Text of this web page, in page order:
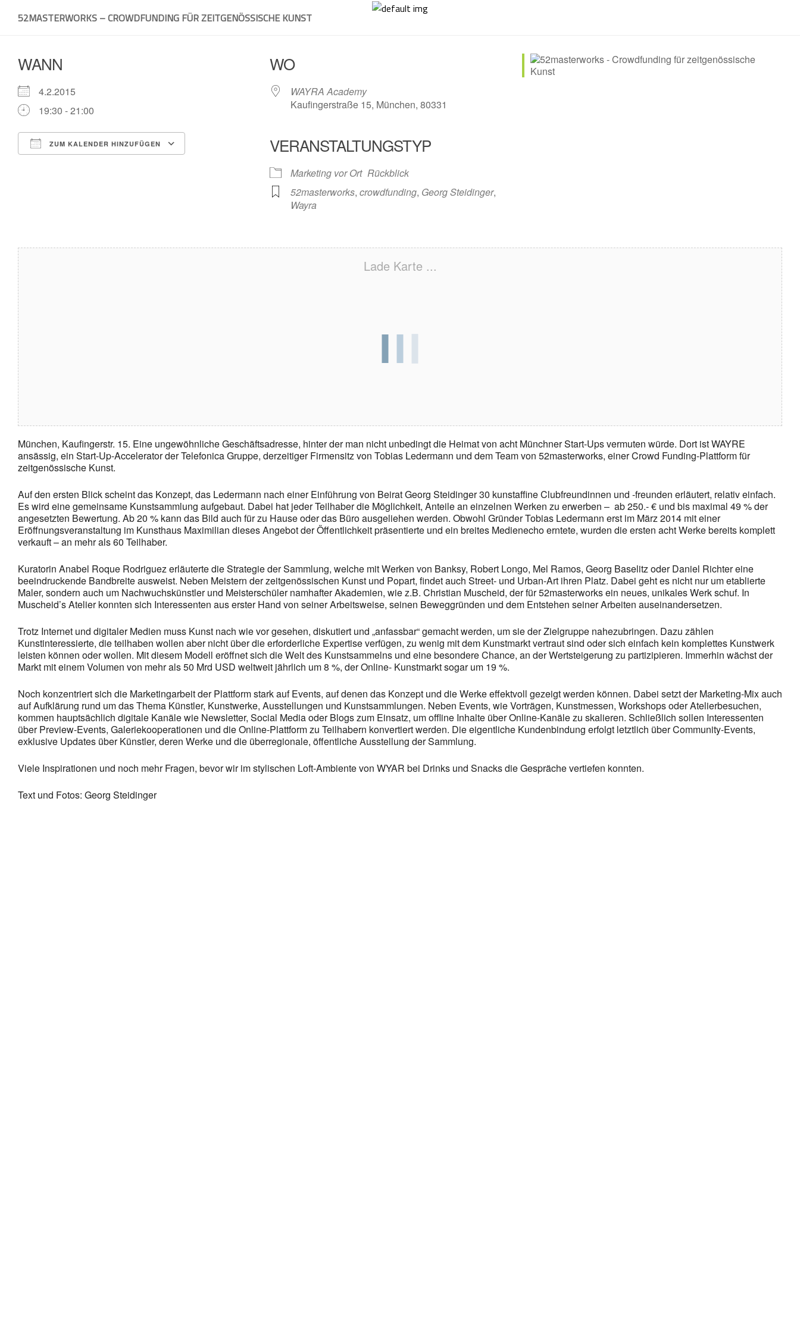
52MASTERWORKS – CROWDFUNDING FÜR ZEITGENÖSSISCHE KUNST
WANN
4.2.2015
19:30 - 21:00
ZUM KALENDER HINZUFÜGEN
WO
WAYRA Academy
Kaufingerstraße 15, München, 80331
VERANSTALTUNGSTYP
Marketing vor Ort Rückblick
52masterworks,crowdfunding, Georg Steidinger,
Wayra
Lade Karte ...
München, Kaufingerstr. 15. Eine ungewöhnliche Geschäftsadresse, hinter der man nicht unbedingt die Heimat von acht Münchner Start-Ups vermuten würde. Dort ist WAYRE
ansässig, ein Start-Up-Accelerator der Telefonica Gruppe, derzeitiger Firmensitz von Tobias Ledermann und dem Team von 52masterworks, einer Crowd Funding-Plattform für
zeitgenössische Kunst.
Auf den ersten Blick scheint das Konzept, das Ledermann nach einer Einführung von Beirat Georg Steidinger 30 kunstaffine Clubfreundinnen und -freunden erläutert, relativ einfach.
Es wird eine gemeinsame Kunstsammlung aufgebaut. Dabei hat jeder Teilhaber die Möglichkeit, Anteile an einzelnen Werken zu erwerben – ab 250.- € und bis maximal 49 % der
angesetzten Bewertung. Ab 20 % kann das Bild auch für zu Hause oder das Büro ausgeliehen werden. Obwohl Gründer Tobias Ledermann erst im März 2014 mit einer
Eröffnungsveranstaltung im Kunsthaus Maximilian dieses Angebot der Öffentlichkeit präsentierte und ein breites Medienecho erntete, wurden die ersten acht Werke bereits komplett
verkauft – an mehr als 60 Teilhaber.
Kuratorin Anabel Roque Rodriguez erläuterte die Strategie der Sammlung, welche mit Werken von Banksy, Robert Longo, Mel Ramos, Georg Baselitz oder Daniel Richter eine
beeindruckende Bandbreite ausweist. Neben Meistern der zeitgenössischen Kunst und Popart, findet auch Street- und Urban-Art ihren Platz. Dabei geht es nicht nur um etablierte
Maler, sondern auch um Nachwuchskünstler und Meisterschüler namhafter Akademien, wie z.B. Christian Muscheid, der für 52masterworks ein neues, unikales Werk schuf. In
Muscheid’s Atelier konnten sich Interessenten aus erster Hand von seiner Arbeitsweise, seinen Beweggründen und dem Entstehen seiner Arbeiten auseinandersetzen.
Trotz Internet und digitaler Medien muss Kunst nach wie vor gesehen, diskutiert und „anfassbar“ gemacht werden, um sie der Zielgruppe nahezubringen. Dazu zählen
Kunstinteressierte, die teilhaben wollen aber nicht über die erforderliche Expertise verfügen, zu wenig mit dem Kunstmarkt vertraut sind oder sich einfach kein komplettes Kunstwerk
leisten können oder wollen. Mit diesem Modell eröffnet sich die Welt des Kunstsammelns und eine besondere Chance, an der Wertsteigerung zu partizipieren. Immerhin wächst der
Markt mit einem Volumen von mehr als 50 Mrd USD weltweit jährlich um 8 %, der Online- Kunstmarkt sogar um 19 %.
Noch konzentriert sich die Marketingarbeit der Plattform stark auf Events, auf denen das Konzept und die Werke effektvoll gezeigt werden können. Dabei setzt der Marketing-Mix auch
auf Aufklärung rund um das Thema Künstler, Kunstwerke, Ausstellungen und Kunstsammlungen. Neben Events, wie Vorträgen, Kunstmessen, Workshops oder Atelierbesuchen,
kommen hauptsächlich digitale Kanäle wie Newsletter, Social Media oder Blogs zum Einsatz, um offline Inhalte über Online-Kanäle zu skalieren. Schließlich sollen Interessenten
über Preview-Events, Galeriekooperationen und die Online-Plattform zu Teilhabern konvertiert werden. Die eigentliche Kundenbindung erfolgt letztlich über Community-Events,
exklusive Updates über Künstler, deren Werke und die überregionale, öffentliche Ausstellung der Sammlung.
Viele Inspirationen und noch mehr Fragen, bevor wir im stylischen Loft-Ambiente von WYAR bei Drinks und Snacks die Gespräche vertiefen konnten.
Text und Fotos: Georg Steidinger